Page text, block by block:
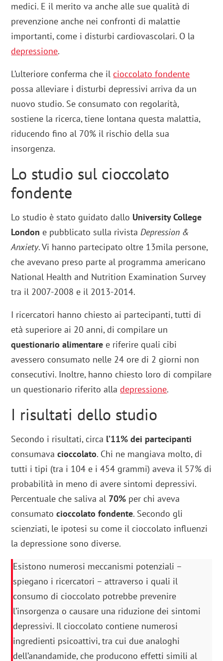
medici. E il merito va anche alle sue qualità di
prevenzione anche nei confronti di malattie
importanti, come i disturbi cardiovascolari. O la
depressione.
L’ulteriore conferma che ilcioccolato fondente
possa alleviare i disturbi depressivi arriva da un
nuovo studio. Se consumato con regolarità,
sostiene la ricerca, tiene lontana questa malattia,
riducendo fino al 70% il rischio della sua
insorgenza.
Lo studio sul cioccolato
fondente
Lo studio è stato guidato dallo University College
London e pubblicato sulla rivistaDepression &
Anxiety. Vi hanno partecipato oltre 13mila persone,
che avevano preso parte al programma americano
National Health and Nutrition Examination Survey
tra il 2007-2008 e il 2013-2014.
I ricercatori hanno chiesto ai partecipanti, tutti di
età superiore ai 20 anni, di compilare un
questionario alimentare e riferire quali cibi
avessero consumato nelle 24 ore di 2 giorni non
consecutivi. Inoltre, hanno chiesto loro di compilare
un questionario riferito alladepressione.
I risultati dello studio
Secondo i risultati, circa l’11% dei partecipanti
consumavacioccolato. Chi ne mangiava molto, di
tutti i tipi (tra i 104 e i 454 grammi) aveva il 57% di
probabilità in meno di avere sintomi depressivi.
Percentuale che saliva al 70% per chi aveva
consumatocioccolato fondente. Secondo gli
scienziati, le ipotesi su come il cioccolato influenzi
la depressione sono diverse.
Esistono numerosi meccanismi potenziali –
spiegano i ricercatori – attraverso i quali il
consumo di cioccolato potrebbe prevenire
l’insorgenza o causare una riduzione dei sintomi
depressivi. Il cioccolato contiene numerosi
ingredienti psicoattivi, tra cui due analoghi
dell’anandamide, che producono effetti simili al